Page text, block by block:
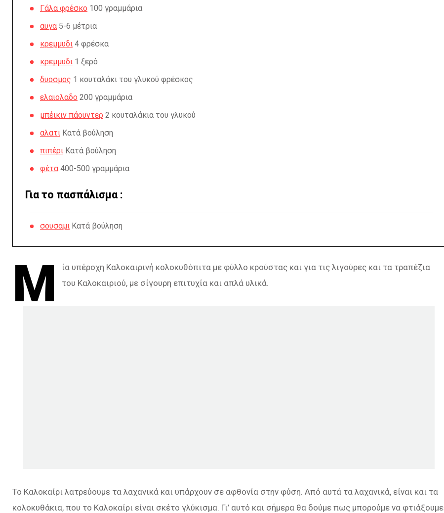
Γάλα φρέσκο 100 γραμμάρια
αυγα 5-6 μέτρια
κρεμμυδι 4 φρέσκα
κρεμμυδι 1 ξερό
δυοσμος 1 κουταλάκι του γλυκού φρέσκος
ελαιολαδο 200 γραμμάρια
μπέικιν πάουντερ 2 κουταλάκια του γλυκού
αλατι Κατά βούληση
πιπέρι Κατά βούληση
φέτα 400-500 γραμμάρια
Για το πασπάλισμα :
σουσαμι Κατά βούληση
Μ
ία υπέροχη Καλοκαιρινή κολοκυθόπιτα με φύλλο κρούστας και για τις λιγούρες και τα τραπέζια
του Καλοκαιριού, με σίγουρη επιτυχία και απλά υλικά.
Το Καλοκαίρι λατρεύουμε τα λαχανικά και υπάρχουν σε αφθονία στην φύση. Από αυτά τα λαχανικά, είναι και τα
κολοκυθάκια, που το Καλοκαίρι είναι σκέτο γλύκισμα. Γι’ αυτό και σήμερα θα δούμε πως μπορούμε να φτιάξουμε